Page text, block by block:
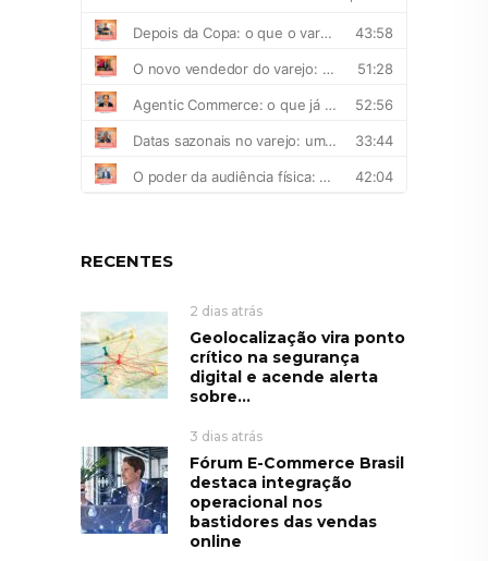
RECENTES
2 dias atrás
Geolocalização vira ponto
crítico na segurança
digital e acende alerta
sobre...
3 dias atrás
Fórum E-Commerce Brasil
destaca integração
operacional nos
bastidores das vendas
online